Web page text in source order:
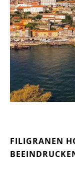
FILIGRANEN